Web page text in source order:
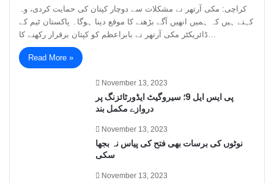
کراچی: مکی آرتھر نے مشکلات سے دوچار کپتان کی حمایت کردی، وہ
کہتے ہیں کہ ہمیں انھیں آگے بڑھنے کا موقع دینا ہوگا۔ پاکستان ٹیم کے
ڈائریکٹر مکی آرتھر نے بابراعظم کو کپتان برقرار رکھنے کا…
Read More »
November 13, 2023
پی ایس ایل 9؛ سیروگیٹ ایڈورٹائزنگ پر
دروازے مکمل بند
November 13, 2023
نوٹوں کی برسات بھی فتح کی پیاس نہ بجھا
سکی
November 13, 2023